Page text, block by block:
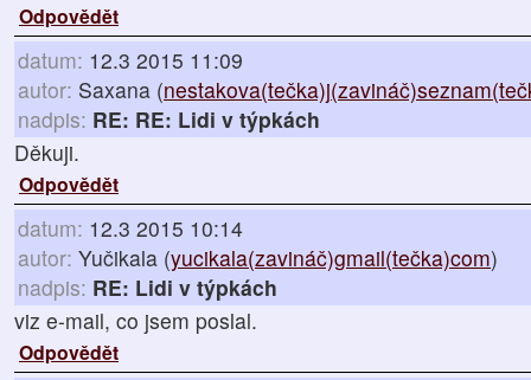
Odpovědět
datum: 12.3 2015 11:09
autor: Saxana (
nadpis: RE: RE: Lidi v týpkách
Děkuji.
Odpovědět
datum: 12.3 2015 10:14
autor: Yučikala (yucikala(zavináč)gmail(tečka)com)
nadpis: RE: Lidi v týpkách
viz e-mail, co jsem poslal.
Odpovědět